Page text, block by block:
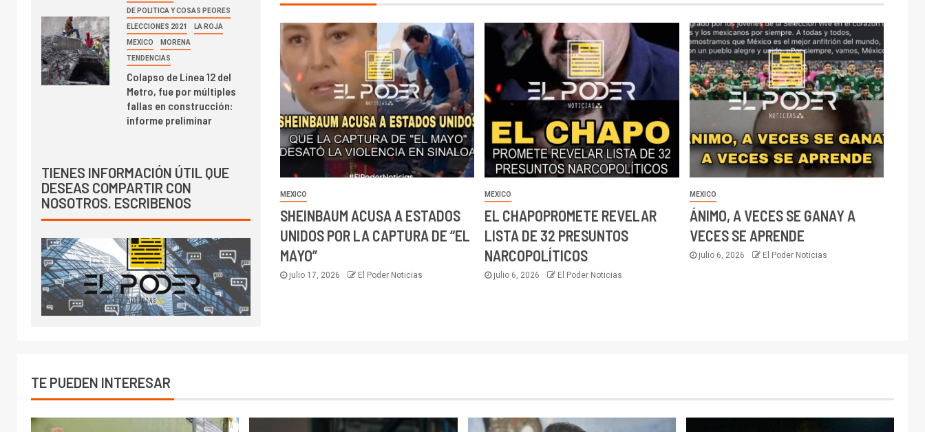
MEXICO
SHEINBAUM ACUSA A ESTADOS
UNIDOS POR LA CAPTURA DE “EL
MAYO”
julio 17, 2026 El Poder Noticias
MEXICO
EL CHAPOPROMETE REVELAR
LISTA DE 32 PRESUNTOS
NARCOPOLÍTICOS
julio 6, 2026 El Poder Noticias
MEXICO
ÁNIMO, A VECES SE GANAY A
VECES SE APRENDE
julio 6, 2026 El Poder Noticias
DE POLITICA Y COSAS PEORES
ELECCIONES 2021 LA ROJA
MEXICO MORENA
TENDENCIAS
Colapso de Línea 12 del
Metro, fue por múltiples
fallas en construcción:
informe preliminar
TIENES INFORMACIÓN ÚTIL QUE
DESEAS COMPARTIR CON
NOSOTROS. ESCRIBENOS
TE PUEDEN INTERESAR